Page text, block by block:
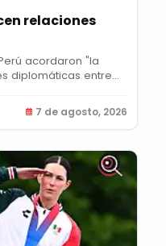
relaciones
acordaron "la
diplomáticas entre...
7 de agosto, 2026